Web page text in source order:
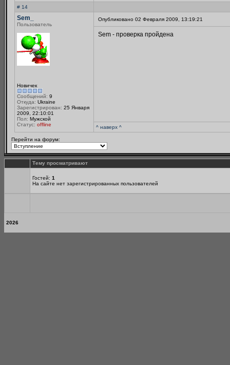
# 14
Sem_
Пользователь
Новичек
Сообщений: 9
Откуда: Ukraine
Зарегистрирован: 25 Января
2009, 22:10:01
Пол: Мужской
Статус: offline
Опубликовано 02 Февраля 2009, 13:19:21
Sem - проверка пройдена
^ наверх ^
Перейти на форум:
Тему просматривают
Гостей: 1
На сайте нет зарегистрированных пользователей
2026